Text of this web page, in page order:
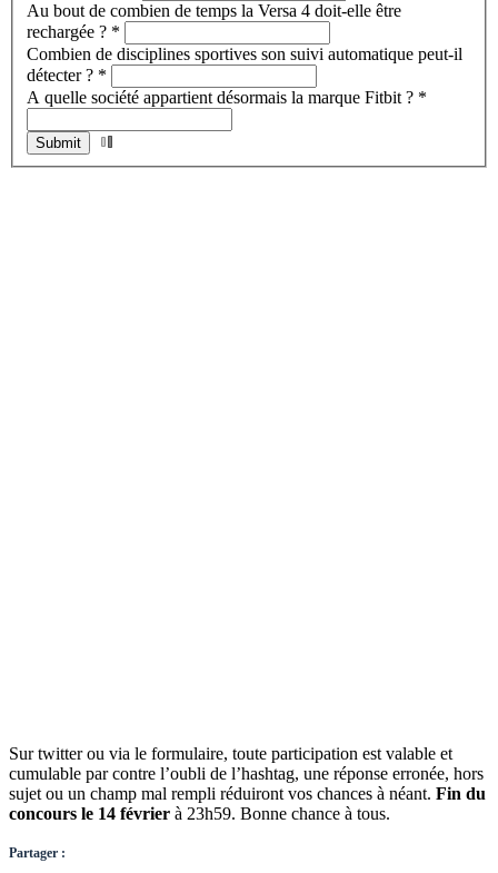
Au bout de combien de temps la Versa 4 doit-elle être
rechargée ? *
Combien de disciplines sportives son suivi automatique peut-il
détecter ? *
A quelle société appartient désormais la marque Fitbit ? *
Sur twitter ou via le formulaire, toute participation est valable et
cumulable par contre l’oubli de l’hashtag, une réponse erronée, hors
sujet ou un champ mal rempli réduiront vos chances à néant. Fin du
concours le 14 février à 23h59. Bonne chance à tous.
Partager :